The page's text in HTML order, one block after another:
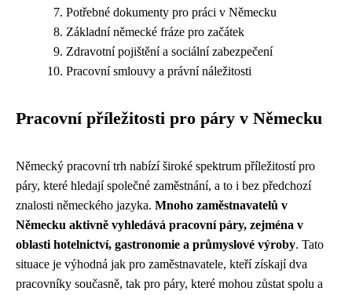
Potřebné dokumenty pro práci v Německu
Základní německé fráze pro začátek
Zdravotní pojištění a sociální zabezpečení
Pracovní smlouvy a právní náležitosti
Pracovní příležitosti pro páry v Německu
Německý pracovní trh nabízí široké spektrum příležitostí pro
páry, které hledají společné zaměstnání, a to i bez předchozí
znalosti německého jazyka. Mnoho zaměstnavatelů v
Německu aktivně vyhledává pracovní páry, zejména v
oblasti hotelnictví, gastronomie a průmyslové výroby. Tato
situace je výhodná jak pro zaměstnavatele, kteří získají dva
pracovníky současně, tak pro páry, které mohou zůstat spolu a